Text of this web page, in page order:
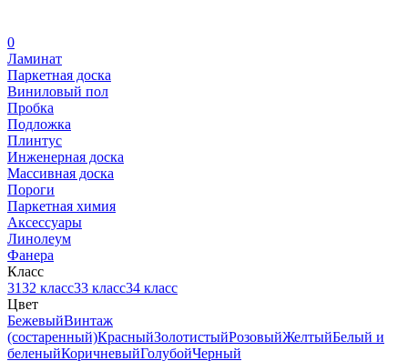
0
Ламинат
Паркетная доска
Виниловый пол
Пробка
Подложка
Плинтус
Инженерная доска
Массивная доска
Пороги
Паркетная химия
Аксессуары
Линолеум
Фанера
Класс
3132 класс33 класс34 класс
Цвет
БежевыйВинтаж
(состаренный)КрасныйЗолотистыйРозовыйЖелтыйБелый и
беленыйКоричневыйГолубойЧерный